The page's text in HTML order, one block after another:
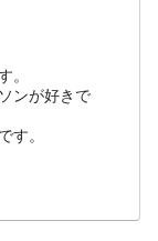
。
ンが好きで
す。